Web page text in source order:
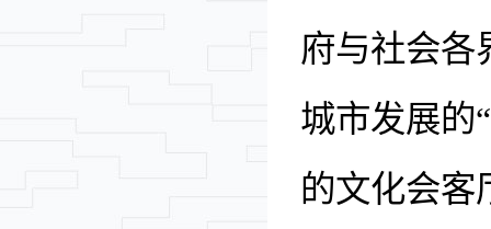
府与社会各
城市发展的“
的文化会客